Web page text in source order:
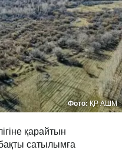
Фото:ҚР АШМ
қарайтын
сатылымға